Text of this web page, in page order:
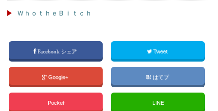
ＷｈｏｔｈｅＢｉｔｃｈ
Facebook シェア Tweet
Google+ はてブ
Pocket LINE